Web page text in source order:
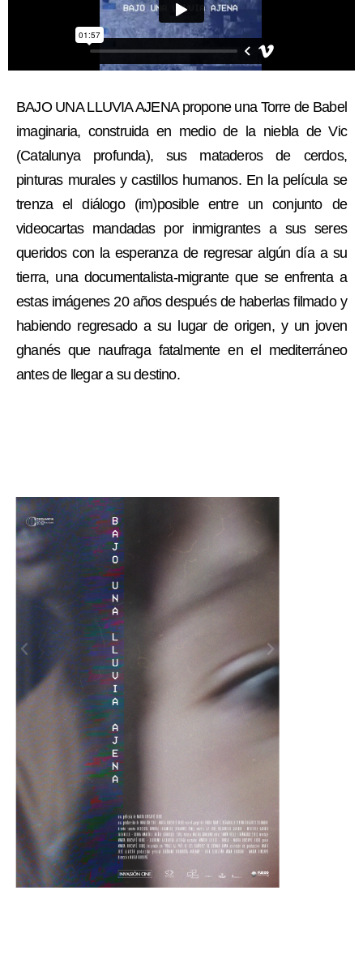
BAJO UNA LLUVIA AJENA propone una Torre de Babel
imaginaria, construida en medio de la niebla de Vic
(Catalunya profunda), sus mataderos de cerdos,
pinturas murales y castillos humanos. En la película se
trenza el diálogo (im)posible entre un conjunto de
videocartas mandadas por inmigrantes a sus seres
queridos con la esperanza de regresar algún día a su
tierra, una documentalista-migrante que se enfrenta a
estas imágenes 20 años después de haberlas filmado y
habiendo regresado a su lugar de origen, y un joven
ghanés que naufraga fatalmente en el mediterráneo
antes de llegar a su destino.